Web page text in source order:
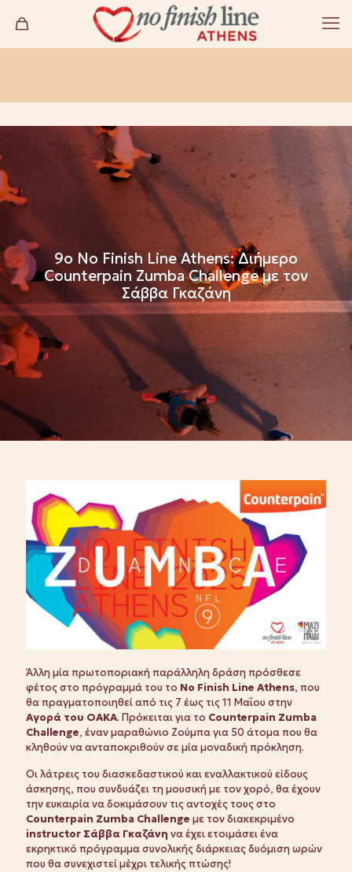
9ο No Finish Line Athens: Διήμερο
Counterpain Zumba Challenge με τον
Σάββα Γκαζάνη
Άλλη μία πρωτοποριακή παράλληλη δράση πρόσθεσε
φέτος στο πρόγραμμά του το No Finish Line Athens, που
θα πραγματοποιηθεί από τις 7 έως τις 11 Μαΐου στην
Αγορά του ΟΑΚΑ. Πρόκειται για το Counterpain Zumba
Challenge, έναν μαραθώνιο Ζούμπα για 50 άτομα που θα
κληθούν να ανταποκριθούν σε μία μοναδική πρόκληση.
Οι λάτρεις του διασκεδαστικού και εναλλακτικού είδους
άσκησης, που συνδυάζει τη μουσική με τον χορό, θα έχουν
την ευκαιρία να δοκιμάσουν τις αντοχές τους στο
Counterpain Zumba Challenge με τον διακεκριμένο
instructor Σάββα Γκαζάνη να έχει ετοιμάσει ένα
εκρηκτικό πρόγραμμα συνολικής διάρκειας δυόμιση ωρών
που θα συνεχιστεί μέχρι τελικής πτώσης!